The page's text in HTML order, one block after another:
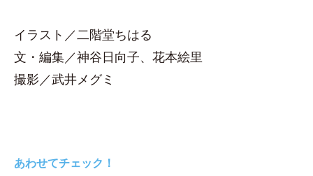
イラスト／二階堂ちはる
文・編集／神谷日向子、花本絵里
撮影／武井メグミ
あわせてチェック！